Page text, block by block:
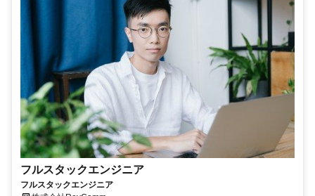
フルスタックエンジニア
フルスタックエンジニア